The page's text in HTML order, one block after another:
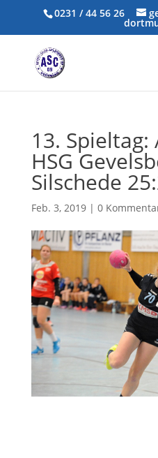
0231 / 44 56 26
13. Spieltag:
HSG
Silschede
Feb. 3, 2019| 0